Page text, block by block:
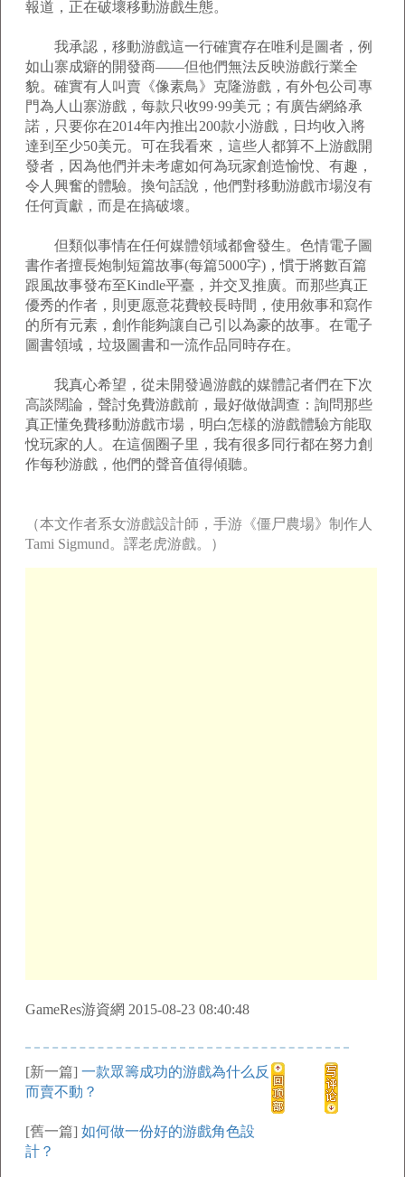
報道，正在破壞移動游戲生態。
我承認，移動游戲這一行確實存在唯利是圖者，例
如山寨成癖的開發商——但他們無法反映游戲行業全
貌。確實有人叫賣《像素鳥》克隆游戲，有外包公司專
門為人山寨游戲，每款只收99·99美元；有廣告網絡承
諾，只要你在2014年內推出200款小游戲，日均收入將
達到至少50美元。可在我看來，這些人都算不上游戲開
發者，因為他們并未考慮如何為玩家創造愉悅、有趣，
令人興奮的體驗。換句話說，他們對移動游戲市場沒有
任何貢獻，而是在搞破壞。
但類似事情在任何媒體領域都會發生。色情電子圖
書作者擅長炮制短篇故事(每篇5000字)，慣于將數百篇
跟風故事發布至Kindle平臺，并交叉推廣。而那些真正
優秀的作者，則更愿意花費較長時間，使用敘事和寫作
的所有元素，創作能夠讓自己引以為豪的故事。在電子
圖書領域，垃圾圖書和一流作品同時存在。
我真心希望，從未開發過游戲的媒體記者們在下次
高談闊論，聲討免費游戲前，最好做做調查：詢問那些
真正懂免費移動游戲市場，明白怎樣的游戲體驗方能取
悅玩家的人。在這個圈子里，我有很多同行都在努力創
作每秒游戲，他們的聲音值得傾聽。
（本文作者系女游戲設計師，手游《僵尸農場》制作人
Tami Sigmund。譯老虎游戲。）
GameRes游資網 2015-08-23 08:40:48
[新一篇] 一款眾籌成功的游戲為什么反
而賣不動？
[舊一篇] 如何做一份好的游戲角色設
計？